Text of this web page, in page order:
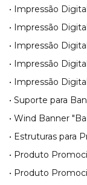
• Impressão
• Impressão
• Impressão
• Impressão
• Impressão
• Suporte para
• Wind Banner
• Estruturas para
• Produto
• Produto